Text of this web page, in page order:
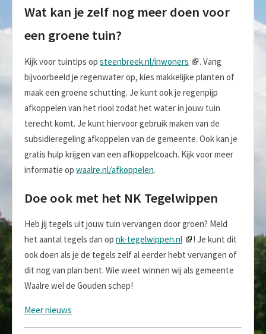
Wat kan je zelf nog meer doen voor
een groene tuin?
Kijk voor tuintips op steenbreek.nl/inwoners
. Vang
bijvoorbeeld je regenwater op, kies makkelijke planten of
maak een groene schutting. Je kunt ook je regenpijp
afkoppelen van het riool zodat het water in jouw tuin
terecht komt. Je kunt hiervoor gebruik maken van de
subsidieregeling afkoppelen van de gemeente. Ook kan je
gratis hulp krijgen van een afkoppelcoach. Kijk voor meer
informatie op waalre.nl/afkoppelen.
Doe ook met het NK Tegelwippen
Heb jij tegels uit jouw tuin vervangen door groen? Meld
het aantal tegels dan op nk-tegelwippen.nl
! Je kunt dit
ook doen als je de tegels zelf al eerder hebt vervangen of
dit nog van plan bent. Wie weet winnen wij als gemeente
Waalre wel de Gouden schep!
Meer nieuws